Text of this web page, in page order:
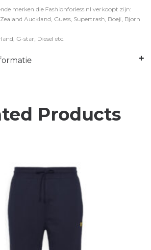
merken die Fashionforless.nl verkoopt zijn:
Auckland, Guess, Supertrash, Boeji, Bjorn
G-star, Diesel etc.
Products